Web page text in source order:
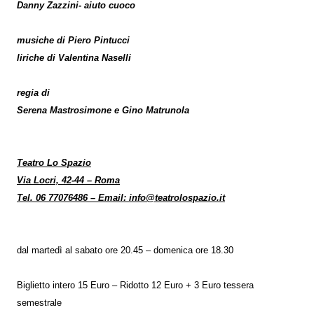
Danny Zazzini- aiuto cuoco
musiche di Piero Pintucci
liriche di Valentina Naselli
regia di
Serena Mastrosimone e Gino Matrunola
Teatro Lo Spazio
Via Locri, 42-44 – Roma
Tel. 06 77076486 – Email: info@teatrolospazio.it
dal martedì al sabato ore 20.45 – domenica ore 18.30
Biglietto intero 15 Euro – Ridotto 12 Euro + 3 Euro tessera
semestrale